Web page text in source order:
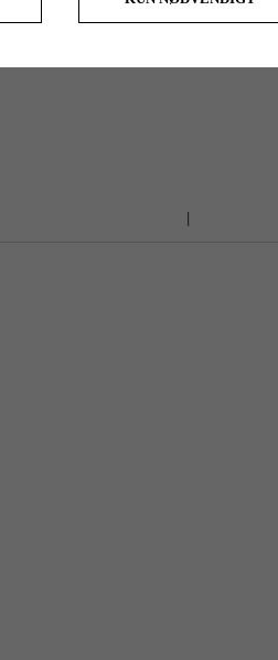
Quick-Start Guide